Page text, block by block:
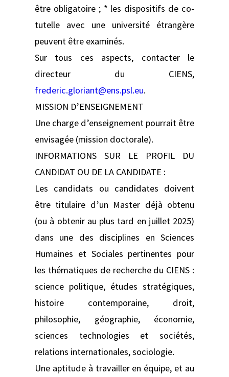
être obligatoire ; * les dispositifs de co-
tutelle avec une université étrangère
peuvent être examinés.
Sur tous ces aspects, contacter le
directeur du CIENS,
frederic.gloriant@ens.psl.eu.
MISSION D’ENSEIGNEMENT
Une charge d’enseignement pourrait être
envisagée (mission doctorale).
INFORMATIONS SUR LE PROFIL DU
CANDIDAT OU DE LA CANDIDATE :
Les candidats ou candidates doivent
être titulaire d’un Master déjà obtenu
(ou à obtenir au plus tard en juillet 2025)
dans une des disciplines en Sciences
Humaines et Sociales pertinentes pour
les thématiques de recherche du CIENS :
science politique, études stratégiques,
histoire contemporaine, droit,
philosophie, géographie, économie,
sciences technologies et sociétés,
relations internationales, sociologie.
Une aptitude à travailler en équipe, et au